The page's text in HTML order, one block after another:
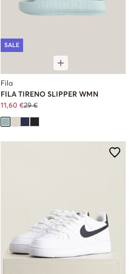
SALE
Fila
FILA TIRENO SLIPPER WMN
11,60 €29 €